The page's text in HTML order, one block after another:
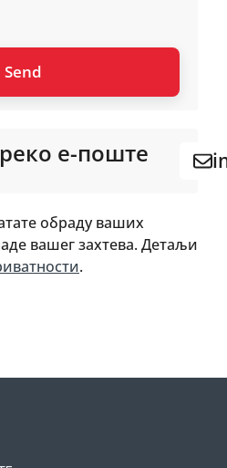
е-поште
обраду ваших
вашег захтева. Детаљи
.